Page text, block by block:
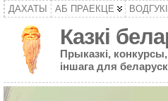
ДАХАТЫ АБ ПРАЕКЦЕ ВОДГУКІ
Казкі
Прыказкі,
іншага для